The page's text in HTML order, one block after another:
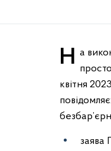
На виконання Плану заходів на 2023-2024 роки з реалізації Національної стратегії із створення безбар`єрного
квітня
заява